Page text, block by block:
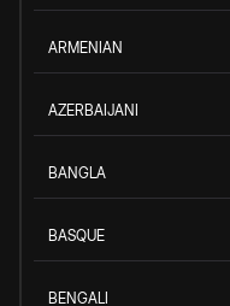
ARMENIAN
AZERBAIJANI
BANGLA
BASQUE
BENGALI